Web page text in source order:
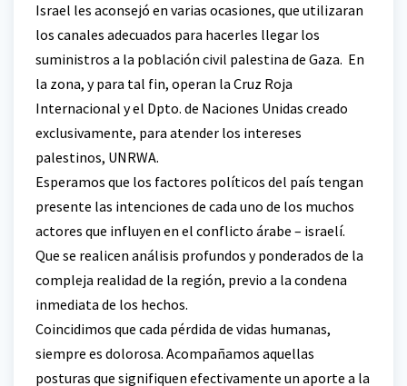
Israel les aconsejó en varias ocasiones, que utilizaran
los canales adecuados para hacerles llegar los
suministros a la población civil palestina de Gaza. En
la zona, y para tal fin, operan la Cruz Roja
Internacional y el Dpto. de Naciones Unidas creado
exclusivamente, para atender los intereses
palestinos, UNRWA.
Esperamos que los factores políticos del país tengan
presente las intenciones de cada uno de los muchos
actores que influyen en el conflicto árabe – israelí.
Que se realicen análisis profundos y ponderados de la
compleja realidad de la región, previo a la condena
inmediata de los hechos.
Coincidimos que cada pérdida de vidas humanas,
siempre es dolorosa. Acompañamos aquellas
posturas que signifiquen efectivamente un aporte a la